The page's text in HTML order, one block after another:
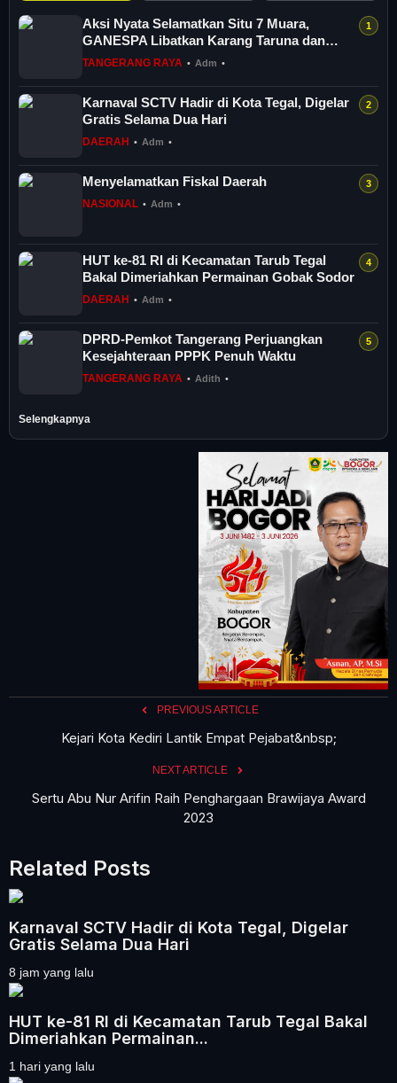
Aksi Nyata Selamatkan Situ 7 Muara,
GANESPA Libatkan Karang Taruna dan
Komunitas
TANGERANG RAYA • Adm •
Karnaval SCTV Hadir di Kota Tegal, Digelar
Gratis Selama Dua Hari
DAERAH • Adm •
Menyelamatkan Fiskal Daerah
NASIONAL • Adm •
HUT ke-81 RI di Kecamatan Tarub Tegal
Bakal Dimeriahkan Permainan Gobak Sodor
DAERAH • Adm •
DPRD-Pemkot Tangerang Perjuangkan
Kesejahteraan PPPK Penuh Waktu
TANGERANG RAYA • Adith •
Selengkapnya
PREVIOUS ARTICLE
Kejari Kota Kediri Lantik Empat Pejabat&nbsp;
NEXT ARTICLE
Sertu Abu Nur Arifin Raih Penghargaan Brawijaya Award
2023
Related Posts
Karnaval SCTV Hadir di Kota Tegal, Digelar
Gratis Selama Dua Hari
8 jam yang lalu
HUT ke-81 RI di Kecamatan Tarub Tegal Bakal
Dimeriahkan Permainan...
1 hari yang lalu